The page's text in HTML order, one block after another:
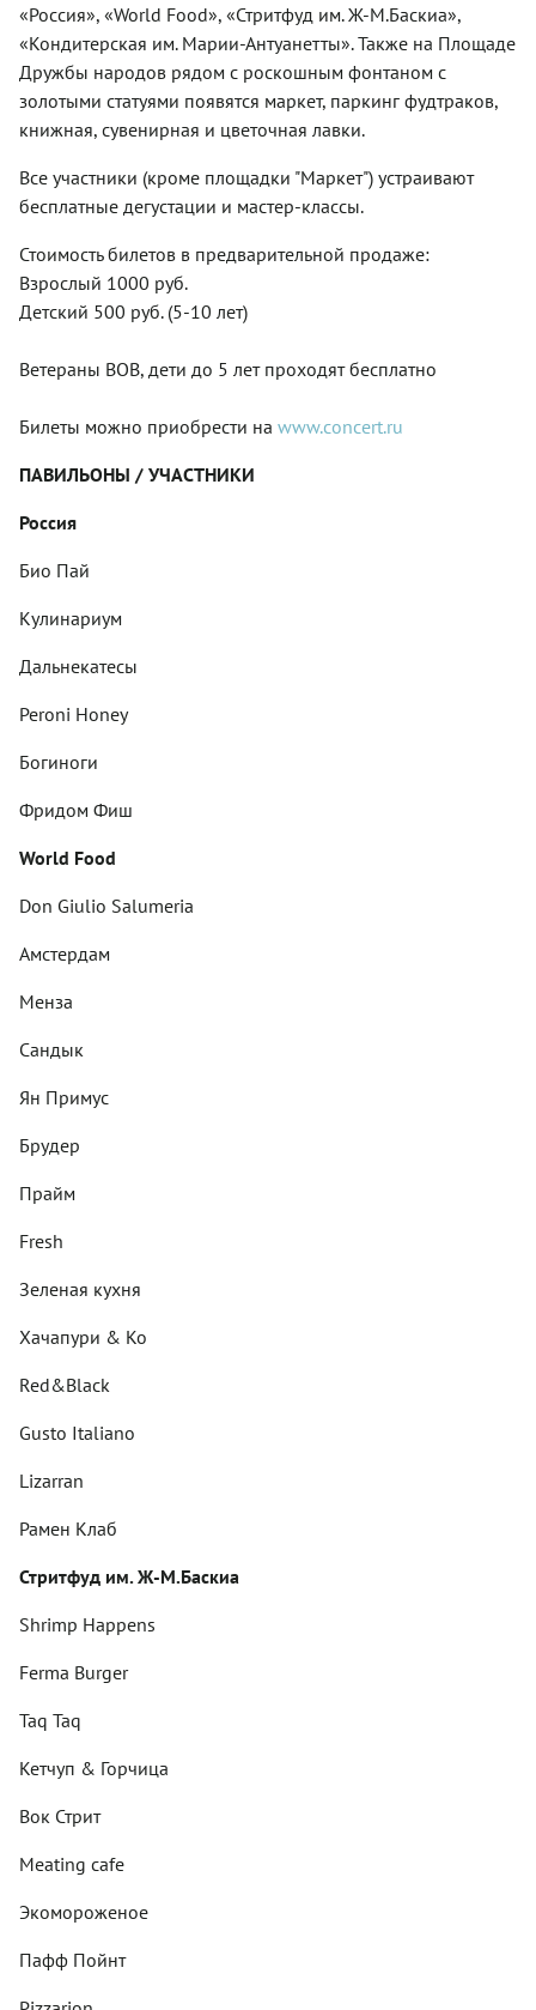
«Россия», «World Food», «Стритфуд им. Ж-М.Баскиа»,
«Кондитерская им. Марии-Антуанетты». Также на Площаде
Дружбы народов рядом с роскошным фонтаном с
золотыми статуями появятся маркет, паркинг фудтраков,
книжная, сувенирная и цветочная лавки.
Все участники (кроме площадки "Маркет") устраивают
бесплатные дегустации и мастер-классы.
Стоимость билетов в предварительной продаже:
Взрослый 1000 руб.
Детский 500 руб. (5-10 лет)
Ветераны ВОВ, дети до 5 лет проходят бесплатно
Билеты можно приобрести на www.concert.ru
ПАВИЛЬОНЫ / УЧАСТНИКИ
Россия
Био Пай
Кулинариум
Дальнекатесы
Peroni Honey
Богиноги
Фридом Фиш
World Food
Don Giulio Salumeria
Амстердам
Менза
Сандык
Ян Примус
Брудер
Прайм
Fresh
Зеленая кухня
Хачапури & Ко
Red&Black
Gusto Italiano
Lizarran
Рамен Клаб
Стритфуд им. Ж-М.Баскиа
Shrimp Happens
Ferma Burger
Taq Taq
Кетчуп & Горчица
Вок Стрит
Meating cafe
Экомороженое
Пафф Пойнт